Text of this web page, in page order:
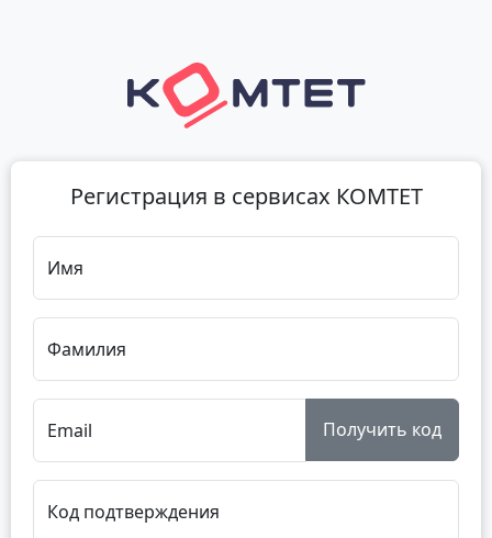
Регистрация в сервисах КОМТЕТ
Имя
Фамилия
Email Получить код
Код подтверждения